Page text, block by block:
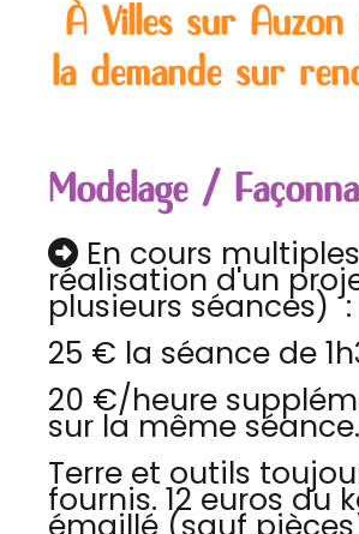
À Villes sur
la demande sur
Modelage /
 En cours
réalisation d'un
plusieurs séances) :
25 € la séance de
20 €/heure
sur la même séance.
Terre et outils
fournis. 12 euros du